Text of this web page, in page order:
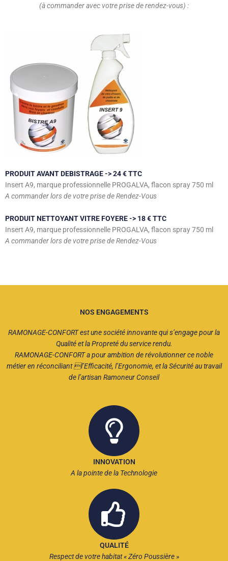
(à commander avec votre prise de rendez-vous) :
PRODUIT AVANT DEBISTRAGE -> 24 € TTC
Insert A9, marque professionnelle PROGALVA, flacon spray 750 ml
A commander lors de votre prise de Rendez-Vous
PRODUIT NETTOYANT VITRE FOYERE -> 18 € TTC
Insert A9, marque professionnelle PROGALVA, flacon spray 750 ml
A commander lors de votre prise de Rendez-Vous
NOS ENGAGEMENTS
RAMONAGE-CONFORT est une société innovante qui s’engage pour la
Qualité et la Propreté du service rendu.
RAMONAGE-CONFORT a pour ambition de révolutionner ce noble
métier en réconciliant l’Efficacité, l’Ergonomie, et la Sécurité au travail
de l’artisan Ramoneur Conseil
INNOVATION
A la pointe de la Technologie
QUALITÉ
Respect de votre habitat « Zéro Poussière »